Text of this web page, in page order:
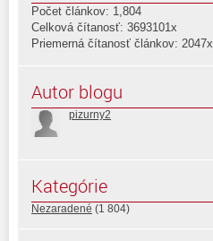
Počet článkov: 1,804
Celková čítanosť: 3693101x
Priemerná čítanosť článkov: 2047x
Autor blogu
pizurny2
Kategórie
Nezaradené (1 804)